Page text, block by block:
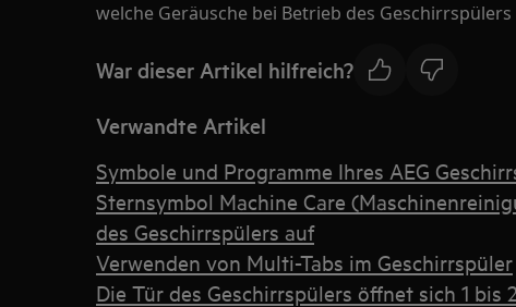
welche Geräusche bei Betrieb des
War dieser Artikel hilfreich?
Verwandte Artikel
Symbole und Programme Ihres AEG
Sternsymbol Machine Care
des Geschirrspülers auf
Verwenden von Multi-Tabs im Geschirrspüler
Die Tür des Geschirrspülers öffnet sich 1 bis